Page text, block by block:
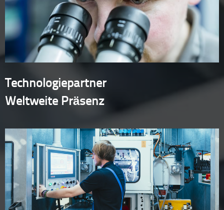
Technologiepartner
Weltweite Präsenz